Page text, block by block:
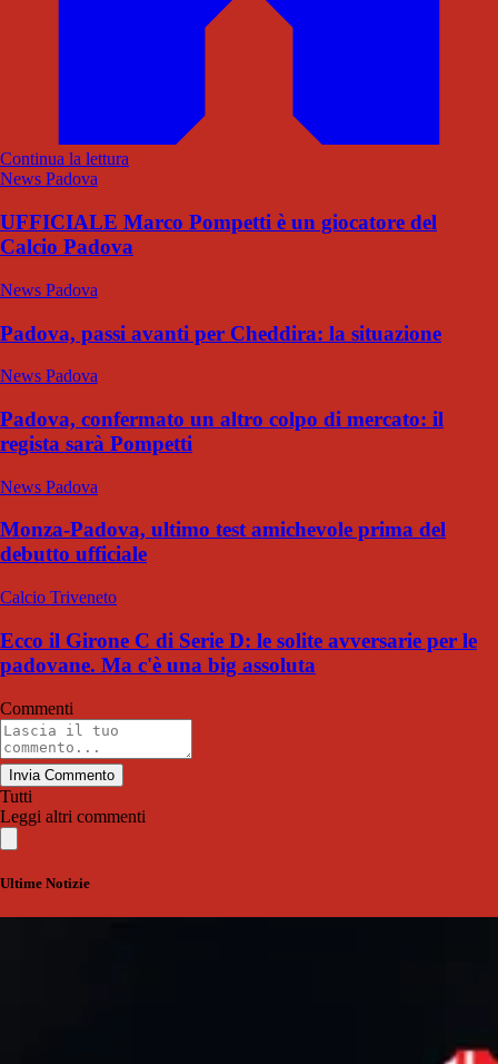
Continua la lettura
News Padova
UFFICIALE Marco Pompetti è un giocatore del
Calcio Padova
News Padova
Padova, passi avanti per Cheddira: la situazione
News Padova
Padova, confermato un altro colpo di mercato: il
regista sarà Pompetti
News Padova
Monza-Padova, ultimo test amichevole prima del
debutto ufficiale
Calcio Triveneto
Ecco il Girone C di Serie D: le solite avversarie per le
padovane. Ma c'è una big assoluta
Commenti
Invia Commento
Tutti
Leggi altri commenti
Ultime Notizie